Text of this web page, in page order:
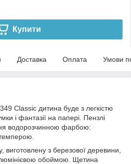
Купити
Доставка Оплата Умови
Classic дитина буде з легкістю
і фантазії на папері. Пензлі
водорозчинною фарбою:
виготовлену з березової деревини,
обоймою. Щетина